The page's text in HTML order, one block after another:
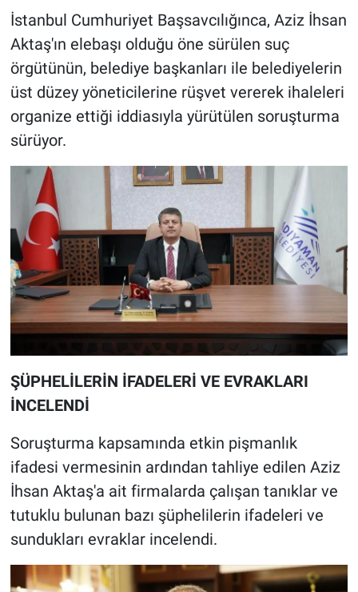
İstanbul Cumhuriyet Başsavcılığınca, Aziz İhsan
Aktaş'ın elebaşı olduğu öne sürülen suç
örgütünün, belediye başkanları ile belediyelerin
üst düzey yöneticilerine rüşvet vererek ihaleleri
organize ettiği iddiasıyla yürütülen soruşturma
sürüyor.
ŞÜPHELİLERİN İFADELERİ VE EVRAKLARI
İNCELENDİ
Soruşturma kapsamında etkin pişmanlık
ifadesi vermesinin ardından tahliye edilen Aziz
İhsan Aktaş'a ait firmalarda çalışan tanıklar ve
tutuklu bulunan bazı şüphelilerin ifadeleri ve
sundukları evraklar incelendi.